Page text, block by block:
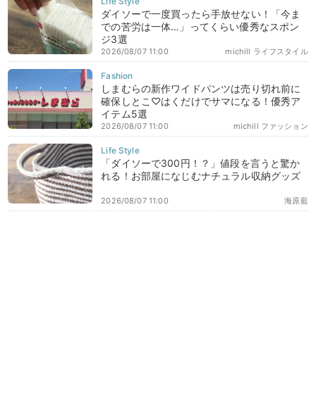
ダイソーで一度買ったら手放せない！「今ま
での苦労は一体…」ってくらい優秀なスポン
ジ3選
michill ライフスタイル
2026/08/07 11:00
しまむらの新作ワイドパンツは売り切れ前に
確保しとこ♡はくだけでサマになる！優秀ア
イテム5選
michill ファッション
2026/08/07 11:00
「ダイソーで300円！？」値段を言うと驚か
れる！お部屋になじむナチュラル収納グッズ
海原藍
2026/08/07 11:00